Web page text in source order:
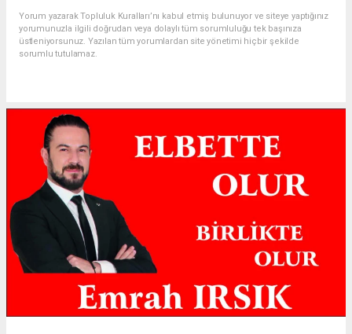
Yorum yazarak Topluluk Kuralları’nı kabul etmiş bulunuyor ve siteye yaptığınız
yorumunuzla ilgili doğrudan veya dolaylı tüm sorumluluğu tek başınıza
üstleniyorsunuz. Yazılan tüm yorumlardan site yönetimi hiçbir şekilde
sorumlu tutulamaz.